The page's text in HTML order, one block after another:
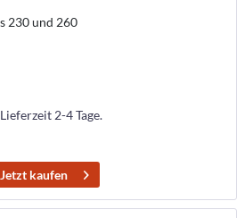
230 und 260
2-4 Tage.
Jetzt kaufen